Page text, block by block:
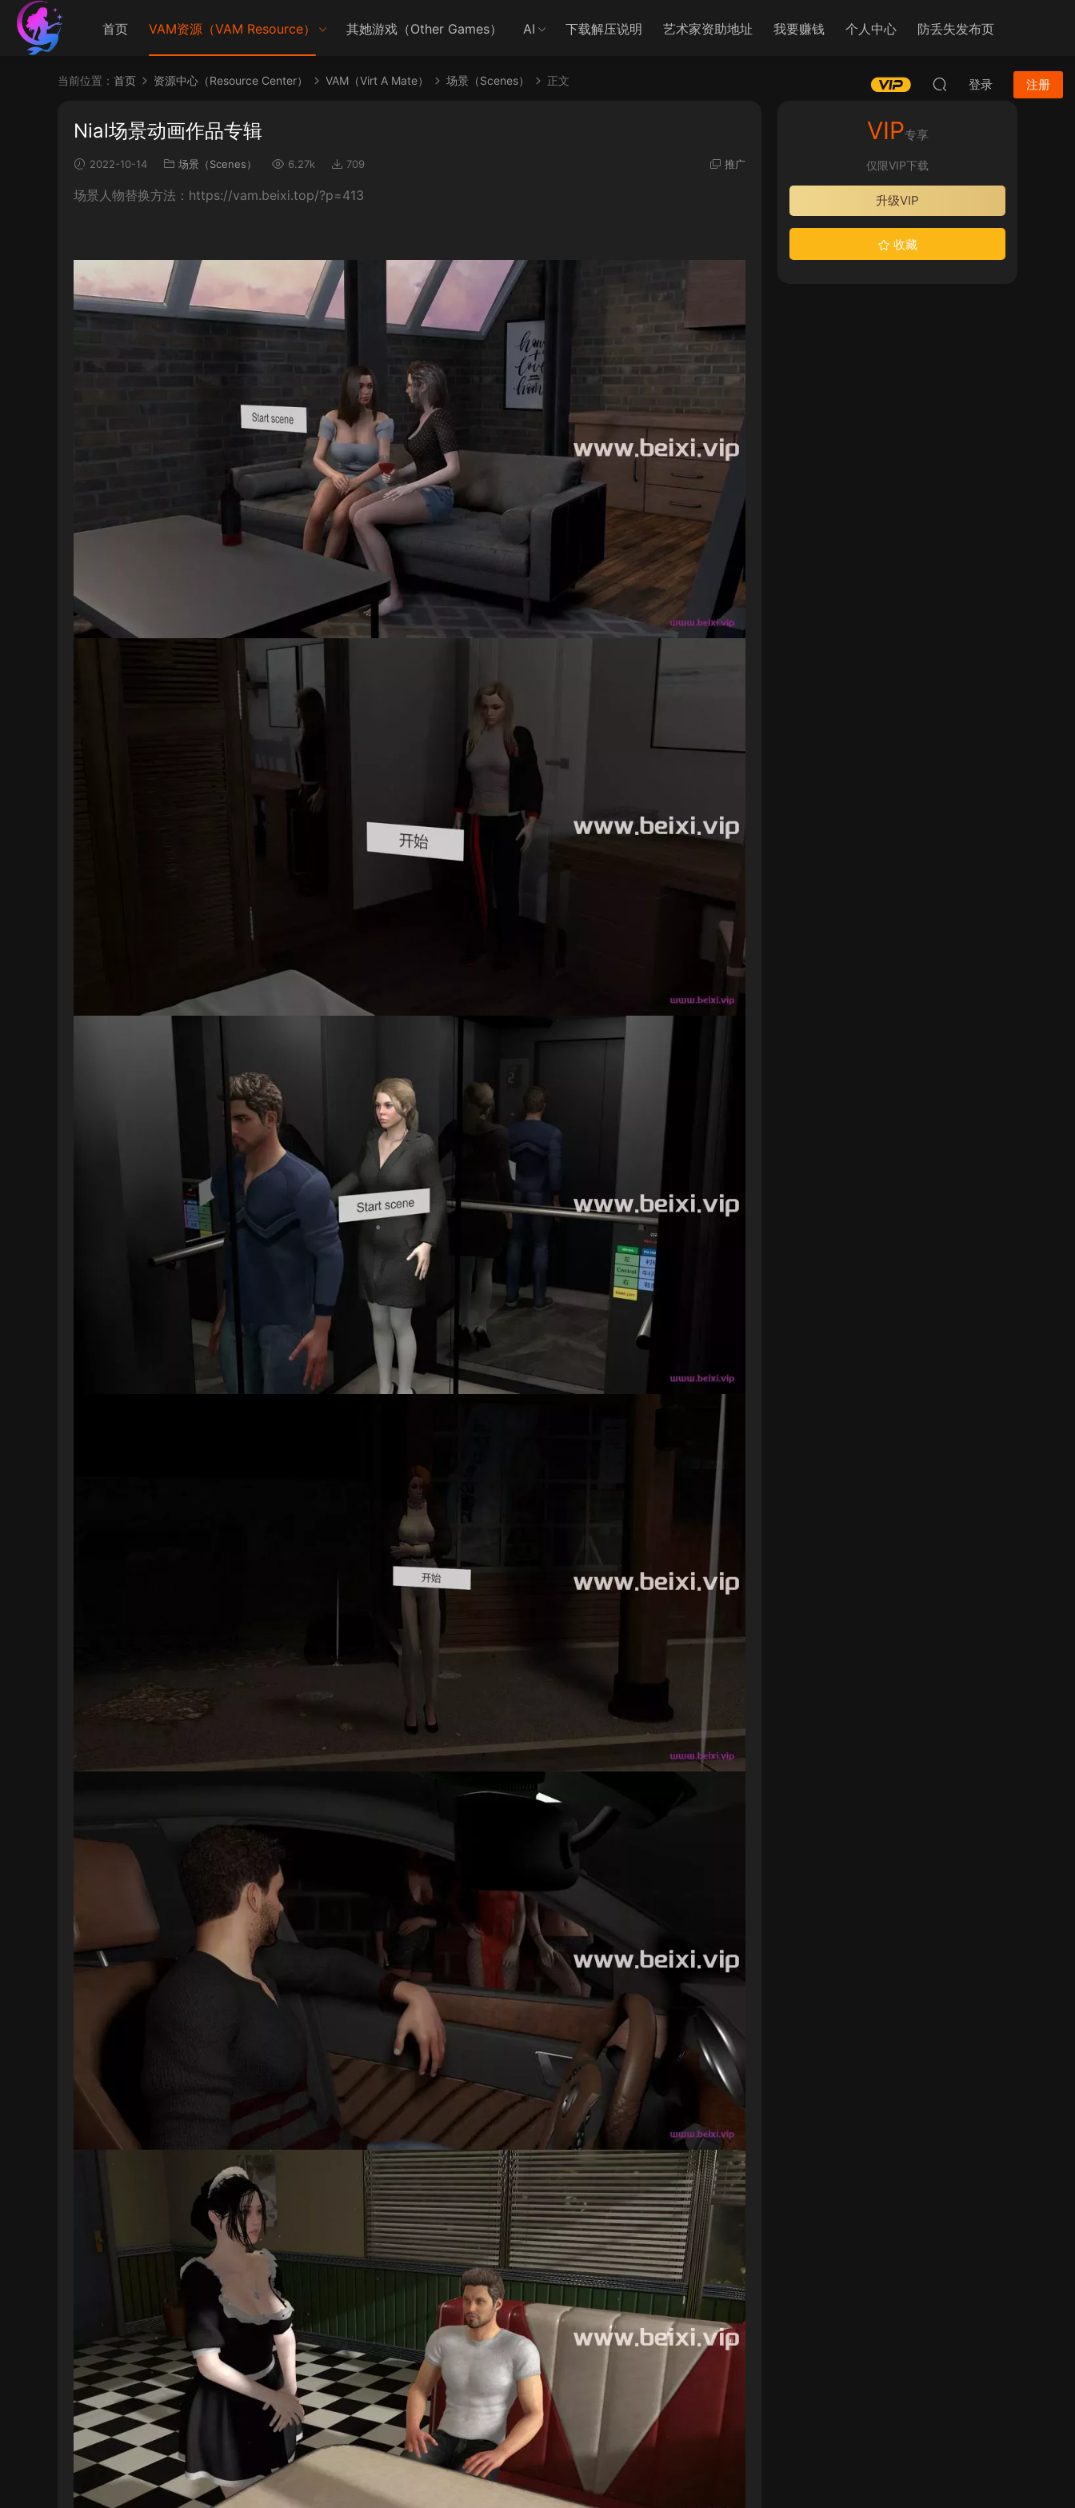
首页 VAM资源（VAM Resource） 其她游戏（Other Games） AI 下载解压说明 艺术家资助地址 我要赚钱 个人中心 防丢失发布页
登录 注册
当前位置： 首页 资源中心（Resource Center） VAM（Virt A Mate） 场景（Scenes） 正文
Nial场景动画作品专辑
2022-10-14 场景（Scenes） 6.27k 709 推广
场景人物替换方法：https://vam.beixi.top/?p=413
VIP专享
仅限VIP下载
升级VIP
收藏